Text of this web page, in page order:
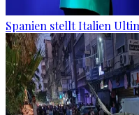
Spanien stellt Italien